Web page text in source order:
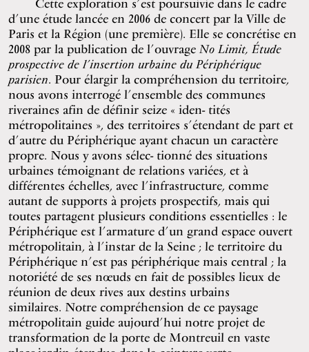
Cette exploration s’est poursuivie dans le cadre
d’une étude lancée en 2006 de concert par la Ville de
Paris et la Région (une première). Elle se concrétise en
2008 par la publication de l’ouvrage No Limit, Étude
prospective de l’insertion urbaine du Périphérique
parisien. Pour élargir la compréhension du territoire,
nous avons interrogé l’ensemble des communes
riveraines afin de définir seize « iden- tités
métropolitaines », des territoires s’étendant de part et
d’autre du Périphérique ayant chacun un caractère
propre. Nous y avons sélec- tionné des situations
urbaines témoignant de relations variées, et à
différentes échelles, avec l’infrastructure, comme
autant de supports à projets prospectifs, mais qui
toutes partagent plusieurs conditions essentielles : le
Périphérique est l’armature d’un grand espace ouvert
métropolitain, à l’instar de la Seine ; le territoire du
Périphérique n’est pas périphérique mais central ; la
notoriété de ses nœuds en fait de possibles lieux de
réunion de deux rives aux destins urbains
similaires. Notre compréhension de ce paysage
métropolitain guide aujourd’hui notre projet de
transformation de la porte de Montreuil en vaste